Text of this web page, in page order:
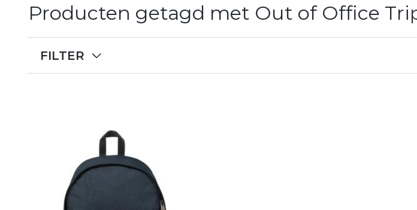
Producten getagd met Out of Office
FILTER